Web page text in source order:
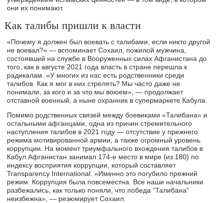
они их понимают.
Как талибы пришли к власти
«Почему я должен был воевать с талибами, если никто другой
не воевал?» — вспоминает Сохаил, пожилой мужчина,
состоявший на службе в Вооруженных силах Афганистана до
того, как в августе 2021 года власть в стране перешла к
радикалам. «У многих из нас есть родственники среди
талибов. Как я мог в них стрелять? Мы часто даже не
понимали, за кого и за что мы воюем», — продолжает
отставной военный, а ныне охранник в супермаркете Кабула.
Помимо родственных связей между боевиками «Талибана» и
остальными афганцами, одна из причин стремительного
наступления талибов в 2021 году — отсутствие у прежнего
режима мотивированной армии, а также огромный уровень
коррупции. На момент триумфального вхождения талибов в
Кабул Афганистан занимал 174-е место в мире (из 180) по
индексу восприятия коррупции, который составляет
Transparency International. «Именно это погубило прежний
режим. Коррупция была повсеместна. Все наши начальники
разбежались, как только поняли, что победа “Талибана”
неизбежна», — резюмирует Сохаил.